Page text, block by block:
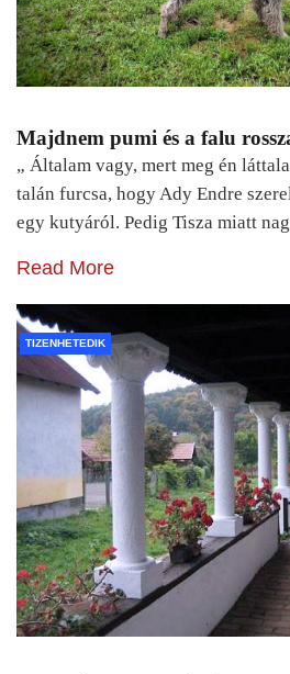
Majdnem pumi és a falu
„ Általam vagy, mert meg én
talán furcsa, hogy Ady Endre
egy kutyáról. Pedig Tisza miatt
Read More
TIZENHETEDIK